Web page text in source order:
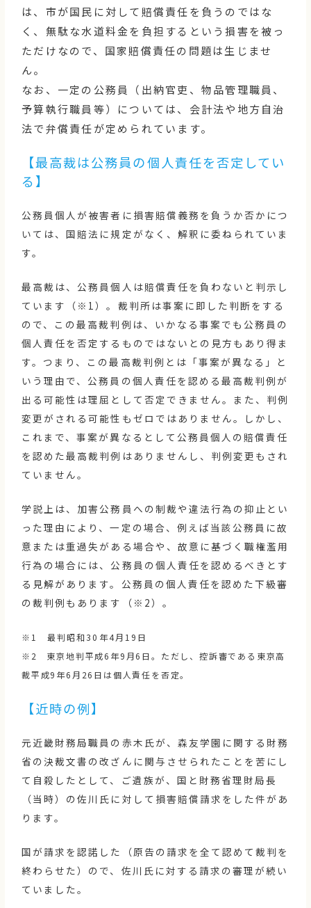
は、市が国民に対して賠償責任を負うのではな
く、無駄な水道料金を負担するという損害を被っ
ただけなので、国家賠償責任の問題は生じませ
ん。
なお、一定の公務員（出納官吏、物品管理職員、
予算執行職員等）については、会計法や地方自治
法で弁償責任が定められています。
【最高裁は公務員の個人責任を否定してい
る】
公務員個人が被害者に損害賠償義務を負うか否かにつ
いては、国賠法に規定がなく、解釈に委ねられていま
す。
最高裁は、公務員個人は賠償責任を負わないと判示し
ています（※1）。裁判所は事案に即した判断をする
ので、この最高裁判例は、いかなる事案でも公務員の
個人責任を否定するものではないとの見方もあり得ま
す。つまり、この最高裁判例とは「事案が異なる」と
いう理由で、公務員の個人責任を認める最高裁判例が
出る可能性は理屈として否定できません。また、判例
変更がされる可能性もゼロではありません。しかし、
これまで、事案が異なるとして公務員個人の賠償責任
を認めた最高裁判例はありませんし、判例変更もされ
ていません。
学説上は、加害公務員への制裁や違法行為の抑止とい
った理由により、一定の場合、例えば当該公務員に故
意または重過失がある場合や、故意に基づく職権濫用
行為の場合には、公務員の個人責任を認めるべきとす
る見解があります。公務員の個人責任を認めた下級審
の裁判例もあります（※2）。
※1 最判昭和30年4月19日
※2 東京地判平成6年9月6日。ただし、控訴審である東京高
裁平成9年6月26日は個人責任を否定。
【近時の例】
元近畿財務局職員の赤木氏が、森友学園に関する財務
省の決裁文書の改ざんに関与させられたことを苦にし
て自殺したとして、ご遺族が、国と財務省理財局長
（当時）の佐川氏に対して損害賠償請求をした件があ
ります。
国が請求を認諾した（原告の請求を全て認めて裁判を
終わらせた）ので、佐川氏に対する請求の審理が続い
ていました。